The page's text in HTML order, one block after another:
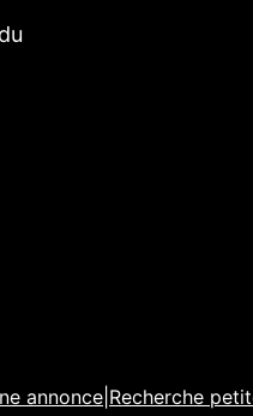
annonce Recherche